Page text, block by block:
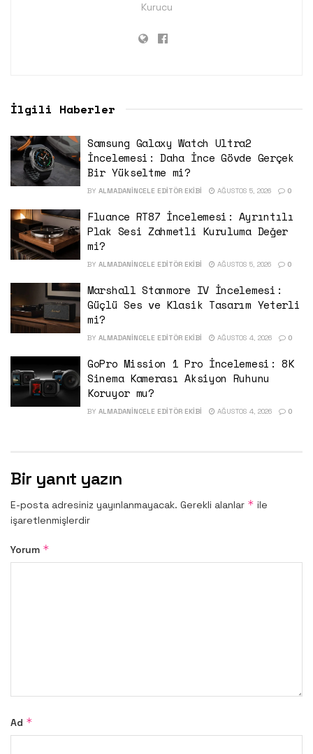
Kurucu
İlgili Haberler
Samsung Galaxy Watch Ultra2
İncelemesi: Daha İnce Gövde Gerçek
Bir Yükseltme mi?
BY ALMADANINCELE EDITÖR EKIBI AĞUSTOS 5, 2026 0
Fluance RT87 İncelemesi: Ayrıntılı
Plak Sesi Zahmetli Kuruluma Değer
mi?
BY ALMADANINCELE EDITÖR EKIBI AĞUSTOS 5, 2026 0
Marshall Stanmore IV İncelemesi:
Güçlü Ses ve Klasik Tasarım Yeterli
mi?
BY ALMADANINCELE EDITÖR EKIBI AĞUSTOS 4, 2026 0
GoPro Mission 1 Pro İncelemesi: 8K
Sinema Kamerası Aksiyon Ruhunu
Koruyor mu?
BY ALMADANINCELE EDITÖR EKIBI AĞUSTOS 4, 2026 0
Bir yanıt yazın
E-posta adresiniz yayınlanmayacak. Gerekli alanlar * ile
işaretlenmişlerdir
Yorum *
Ad *